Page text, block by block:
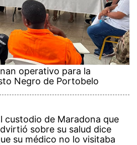
operativo para la
Negro de Portobelo
custodio de Maradona que
sobre su salud dice
su médico no lo visitaba